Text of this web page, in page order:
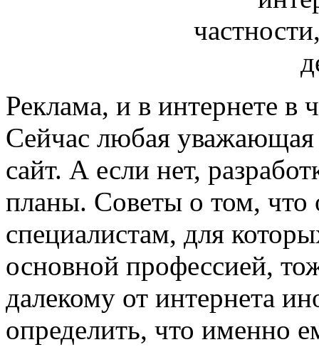
Реклама, и в интернете в
Сейчас любая уважающая
сайт. А если нет,
планы. Советы о том, что
специалистам, для
основной профессией,
далекому от интернета
определить, что именно